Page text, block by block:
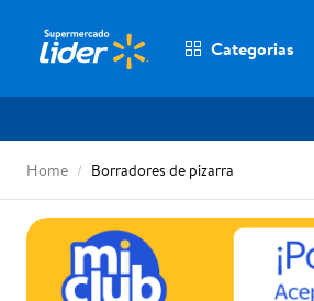
Categorias
Home Borradores de pizarra